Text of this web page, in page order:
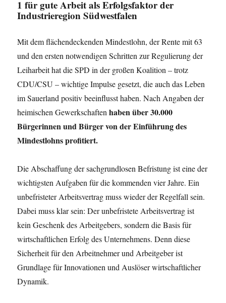
1 für gute Arbeit als Erfolgsfaktor der
Industrieregion Südwestfalen
Mit dem flächendeckenden Mindestlohn, der Rente mit 63
und den ersten notwendigen Schritten zur Regulierung der
Leiharbeit hat die SPD in der großen Koalition – trotz
CDU/CSU – wichtige Impulse gesetzt, die auch das Leben
im Sauerland positiv beeinflusst haben. Nach Angaben der
heimischen Gewerkschaftenhaben über 30.000
Bürgerinnen und Bürger von der Einführung des
Mindestlohns profitiert.
Die Abschaffung der sachgrundlosen Befristung ist eine der
wichtigsten Aufgaben für die kommenden vier Jahre. Ein
unbefristeter Arbeitsvertrag muss wieder der Regelfall sein.
Dabei muss klar sein: Der unbefristete Arbeitsvertrag ist
kein Geschenk des Arbeitgebers, sondern die Basis für
wirtschaftlichen Erfolg des Unternehmens. Denn diese
Sicherheit für den Arbeitnehmer und Arbeitgeber ist
Grundlage für Innovationen und Auslöser wirtschaftlicher
Dynamik.